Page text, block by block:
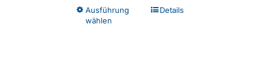
Ausführung
wählen
Dieses
Details